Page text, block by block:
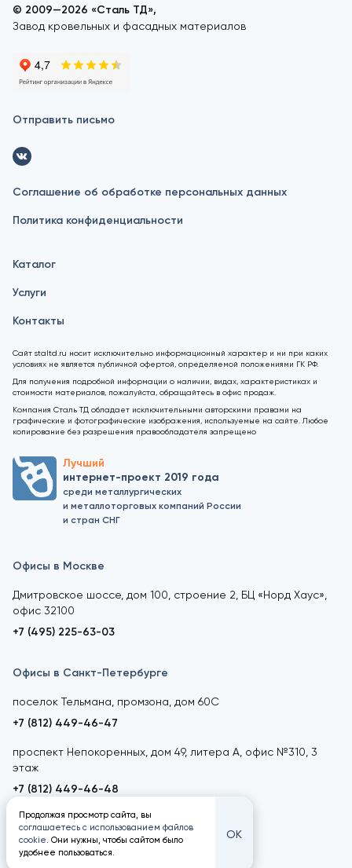
© 2009—2026 «Сталь ТД»,
Завод кровельных и фасадных материалов
Отправить письмо
Соглашение об обработке персональных данных
Политика конфиденциальности
Каталог
Услуги
Контакты
Сайт staltd.ru носит исключительно информационный характер и ни при каких
условиях не является публичной офертой, определяемой положениями ГК РФ.
Для получения подробной информации о наличии, видах, характеристиках и
стоимости материалов, пожалуйста, обращайтесь в офис продаж.
Компания Сталь ТД обладает исключительными авторскими правами на
графические и фотографические изображения, используемые на сайте. Любое
копирование без разрешения правообладателя запрещено
Лучший
интернет-проект 2019 года
среди металлургических
и металлоторговых компаний России
и стран СНГ
Офисы в Москве
Дмитровское шоссе, дом 100, строение 2, БЦ «Норд Хаус»,
офис 32100
+7 (495) 225-63-03
Офисы в Санкт-Петербурге
поселок Тельмана, промзона, дом 60С
+7 (812) 449-46-47
проспект Непокоренных, дом 49, литера А, офис №310, 3
этаж
+7 (812) 449-46-48
Продолжая просмотр сайта, вы
соглашаетесь с использованием файлов
cookie. Они нужны, чтобы сайтом было
удобнее пользоваться.
ОК